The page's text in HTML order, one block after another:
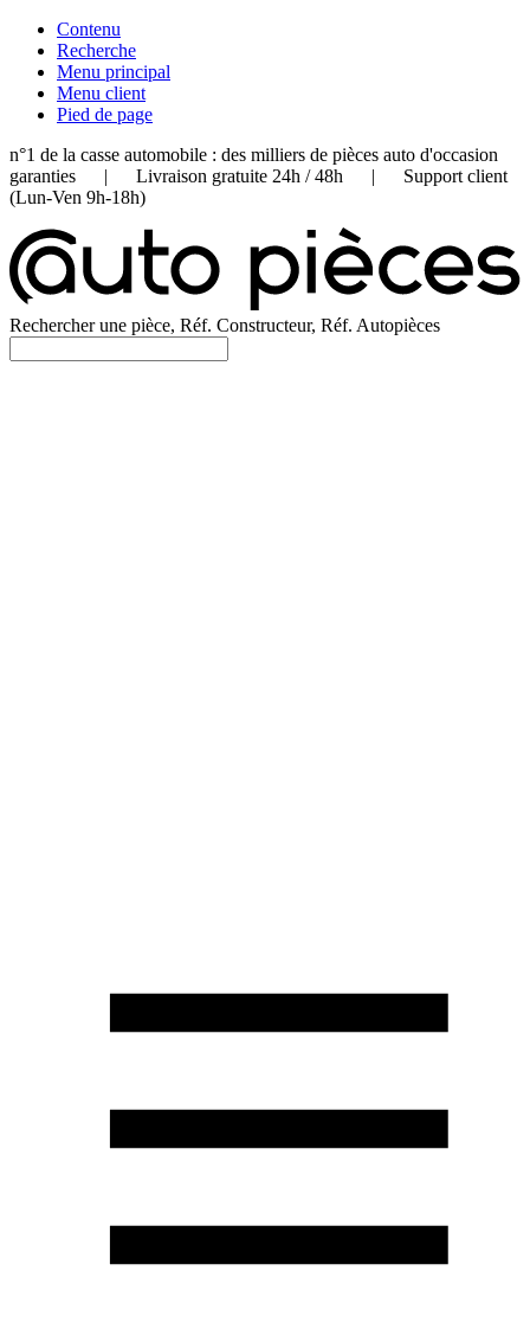
Contenu
Recherche
Menu principal
Menu client
Pied de page
n°1 de la casse automobile : des milliers de pièces auto d'occasion
garanties | Livraison gratuite 24h / 48h | Support client
(Lun-Ven 9h-18h)
Rechercher une pièce, Réf. Constructeur, Réf. Autopièces